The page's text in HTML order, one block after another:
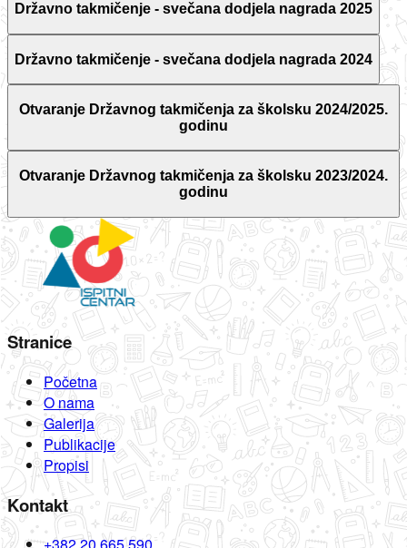
Državno takmičenje - svečana dodjela nagrada 2025
Državno takmičenje - svečana dodjela nagrada 2024
Otvaranje Državnog takmičenja za školsku 2024/2025.
godinu
Otvaranje Državnog takmičenja za školsku 2023/2024.
godinu
Stranice
Početna
O nama
Galerija
Publikacije
Propisi
Kontakt